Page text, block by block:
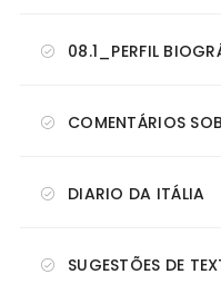
08.1_PERFIL
COMENTÁRIOS
DIARIO DA ITÁLIA
SUGESTÕES DE